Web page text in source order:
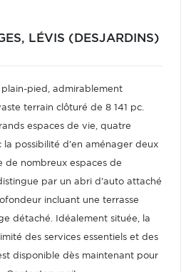
LÉVIS (DESJARDINS)
pied, admirablement
terrain clôturé de 8 141 pc.
espaces de vie, quatre
la possibilité d'en aménager deux
de nombreux espaces de
par un abri d'auto attaché
incluant une terrasse
détaché. Idéalement située, la
des services essentiels et des
disponible dès maintenant pour